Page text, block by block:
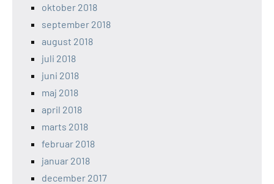
oktober 2018
september 2018
august 2018
juli 2018
juni 2018
maj 2018
april 2018
marts 2018
februar 2018
januar 2018
december 2017